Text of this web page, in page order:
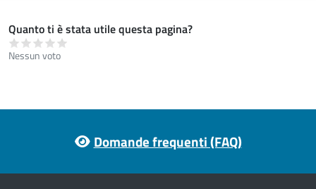
Quanto ti è stata utile questa pagina?
Nessun voto
Domande frequenti (FAQ)